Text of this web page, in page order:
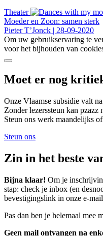
Theater
Moeder en Zoon: samen sterk
Pieter T’Jonck | 28-09-2020
Om uw gebruikservaring te
voor het bijhouden van
Moet er nog
Onze Vlaamse subsidie valt
Zonder lezerssteun kan pzazz
Steun ons werk maandelijks
Steun ons
Zin in het beste
Bijna klaar! Om je
stap: check je inbox (en
bevestigingslink in onze e-
Pas dan ben je helemaal mee
Geen mail ontvangen na